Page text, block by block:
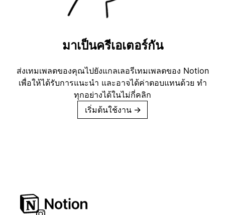
มาเป็นครีเอเตอร์กัน
ส่งเทมเพลตของคุณไปยังแกลเลอรีเทมเพลตของ Notion
เพื่อให้ได้รับการแนะนำ และอาจได้ค่าตอบแทนด้วย ทำ
ทุกอย่างได้ในไม่กี่คลิก
เริ่มต้นใช้งาน →